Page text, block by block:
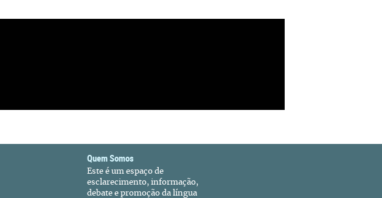
Quem Somos
Este é um espaço de
esclarecimento, informação,
debate e promoção da língua